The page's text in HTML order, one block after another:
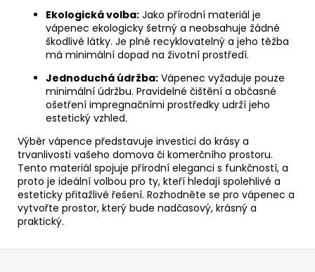
Ekologická volba: Jako přírodní materiál je
vápenec ekologicky šetrný a neobsahuje žádné
škodlivé látky. Je plně recyklovatelný a jeho těžba
má minimální dopad na životní prostředí.
Jednoduchá údržba: Vápenec vyžaduje pouze
minimální údržbu. Pravidelné čištění a občasné
ošetření impregnačními prostředky udrží jeho
estetický vzhled.
Výběr vápence představuje investici do krásy a
trvanlivosti vašeho domova či komerčního prostoru.
Tento materiál spojuje přírodní eleganci s funkčností, a
proto je ideální volbou pro ty, kteří hledají spolehlivé a
esteticky přitažlivé řešení. Rozhodněte se pro vápenec a
vytvořte prostor, který bude nadčasový, krásný a
praktický.